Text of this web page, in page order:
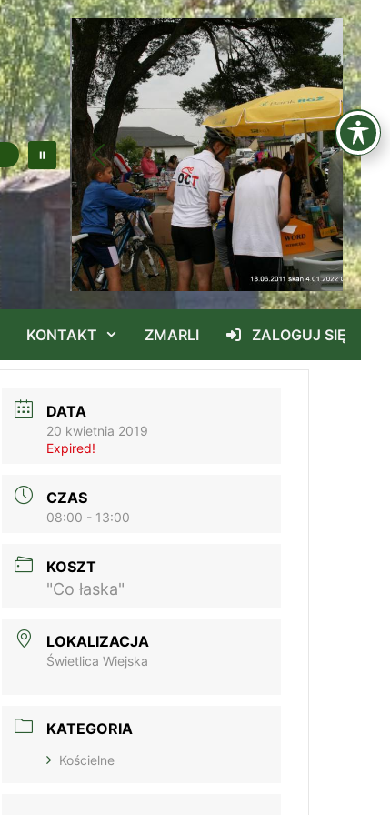
KONTAKT ZMARLI ZALOGUJ SIĘ
DATA
20 kwietnia 2019
Expired!
CZAS
08:00 - 13:00
KOSZT
"Co łaska"
LOKALIZACJA
Świetlica Wiejska
KATEGORIA
Kościelne